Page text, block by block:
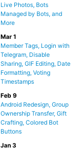
Live Photos, Bots
Managed by Bots, and
More
Mar 1
Member Tags, Login with
Telegram, Disable
Sharing, GIF Editing, Date
Formatting, Voting
Timestamps
Feb 9
Android Redesign, Group
Ownership Transfer, Gift
Crafting, Colored Bot
Buttons
Jan 3